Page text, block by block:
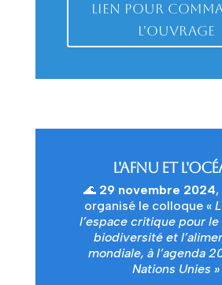
Lien pour
l'ouvrage
L'AFNU ET
🌊 29 novembre 2024,
organisé le colloque «
l’espace critique pour
biodiversité et
mondiale, à l’agenda
Nations Unies »